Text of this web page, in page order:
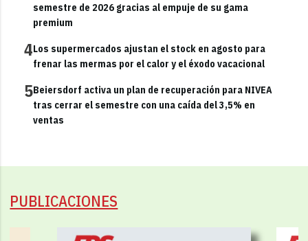
semestre de 2026 gracias al empuje de su gama
premium
4Los supermercados ajustan el stock en agosto para
frenar las mermas por el calor y el éxodo vacacional
5Beiersdorf activa un plan de recuperación para NIVEA
tras cerrar el semestre con una caída del 3,5% en
ventas
PUBLICACIONES